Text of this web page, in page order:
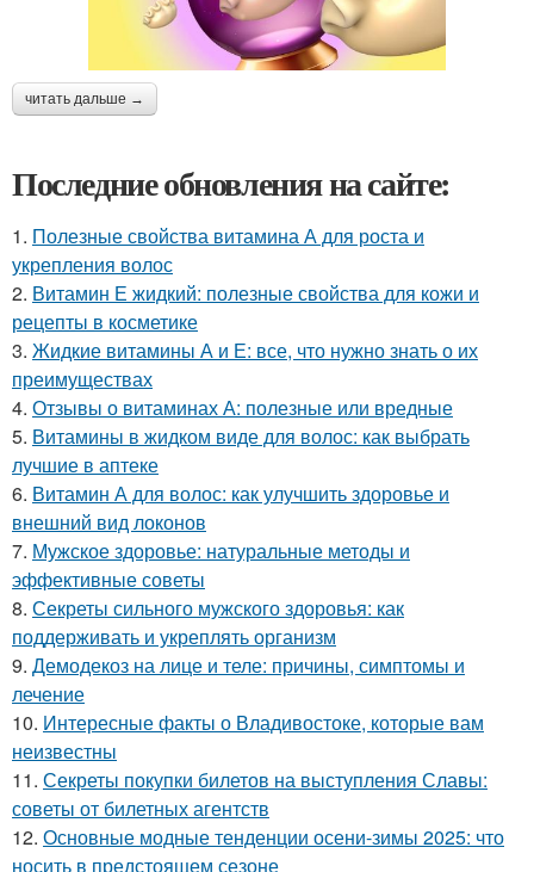
читать дальше →
Последние обновления на сайте:
1. Полезные свойства витамина А для роста и
укрепления волос
2. Витамин Е жидкий: полезные свойства для кожи и
рецепты в косметике
3. Жидкие витамины А и Е: все, что нужно знать о их
преимуществах
4. Отзывы о витаминах А: полезные или вредные
5. Витамины в жидком виде для волос: как выбрать
лучшие в аптеке
6. Витамин А для волос: как улучшить здоровье и
внешний вид локонов
7. Мужское здоровье: натуральные методы и
эффективные советы
8. Секреты сильного мужского здоровья: как
поддерживать и укреплять организм
9. Демодекоз на лице и теле: причины, симптомы и
лечение
10. Интересные факты о Владивостоке, которые вам
неизвестны
11. Секреты покупки билетов на выступления Славы:
советы от билетных агентств
12. Основные модные тенденции осени-зимы 2025: что
носить в предстоящем сезоне